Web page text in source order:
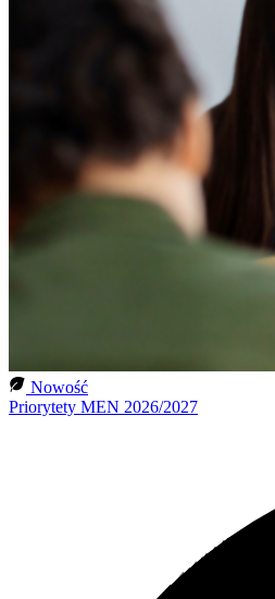
Nowość
Priorytety MEN 2026/2027